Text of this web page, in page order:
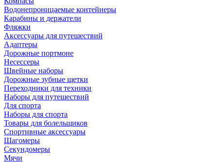
Водонепроницаемые контейнеры
Карабины и держатели
Фляжки
Аксессуары для путешествий
Адаптеры
Дорожные портмоне
Несессеры
Швейные наборы
Дорожные зубные щетки
Переходники для техники
Наборы для путешествий
Для спорта
Наборы для спорта
Товары для болельщиков
Спортивные аксессуары
Шагомеры
Секундомеры
Мячи